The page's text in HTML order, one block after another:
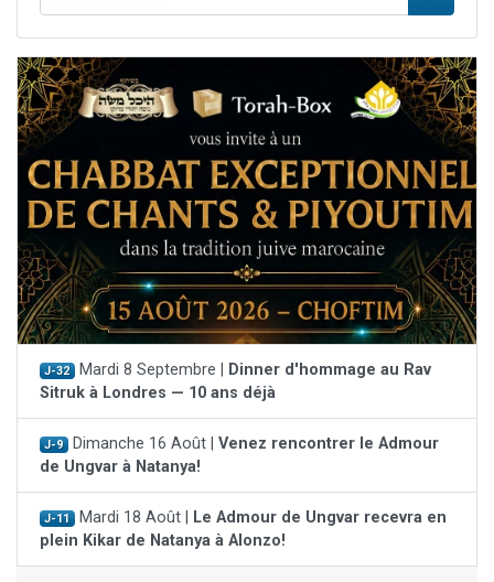
J-32 Mardi 8 Septembre |
Dinner d'hommage au Rav
Sitruk à Londres — 10 ans déjà
J-9 Dimanche 16 Août | Venez rencontrer le Admour
de Ungvar à Natanya!
J-11 Mardi 18 Août |
Le Admour de Ungvar recevra en
plein Kikar de Natanya à Alonzo!